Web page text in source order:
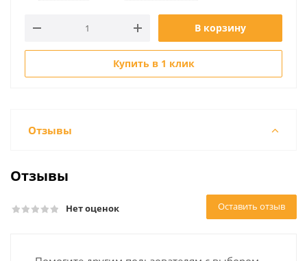
В корзину
Купить в 1 клик
Отзывы
Отзывы
Нет оценок Оставить отзыв